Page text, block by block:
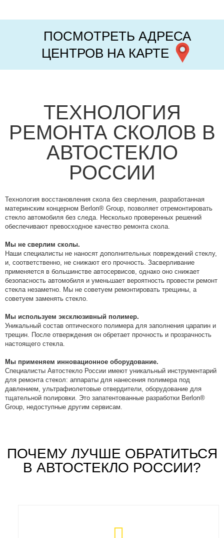
ПОСМОТРЕТЬ АДРЕСА
ЦЕНТРОВ НА КАРТЕ
ТЕХНОЛОГИЯ
РЕМОНТА СКОЛОВ В
АВТОСТЕКЛО
РОССИИ
Технология восстановления скола без сверления, разработанная
материнским концерном Berlon® Group, позволяет отремонтировать
стекло автомобиля без следа. Несколько проверенных решений
обеспечивают превосходное качество ремонта скола.
Мы не сверлим сколы.
Наши специалисты не наносят дополнительных повреждений стеклу,
и, соответственно, не снижают его прочность. Засверливание
применяется в большинстве автосервисов, однако оно снижает
безопасность автомобиля и уменьшает вероятность провести ремонт
стекла незаметно. Мы не советуем ремонтировать трещины, а
советуем заменять стекло.
Мы используем эксклюзивный полимер.
Уникальный состав оптического полимера для заполнения царапин и
трещин. После отверждения он обретает прочность и прозрачность
настоящего стекла.
Мы применяем инновационное оборудование.
Специалисты Автостекло России имеют уникальный инструментарий
для ремонта стекол: аппараты для нанесения полимера под
давлением, ультрафиолетовые отвердители, оборудование для
тщательной полировки. Это запатентованные разработки Berlon®
Group, недоступные другим сервисам.
ПОЧЕМУ ЛУЧШЕ ОБРАТИТЬСЯ
В АВТОСТЕКЛО РОССИИ?